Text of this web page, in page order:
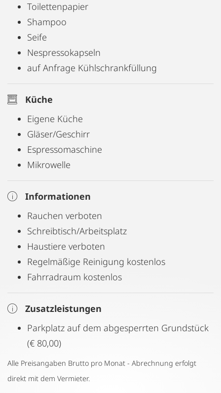
Toilettenpapier
Shampoo
Seife
Nespressokapseln
auf Anfrage Kühlschrankfüllung
Küche
Eigene Küche
Gläser/Geschirr
Espressomaschine
Mikrowelle
Informationen
Rauchen verboten
Schreibtisch/Arbeitsplatz
Haustiere verboten
Regelmäßige Reinigung kostenlos
Fahrradraum kostenlos
Zusatzleistungen
Parkplatz auf dem abgesperrten Grundstück
(€ 80,00)
Alle Preisangaben Brutto pro Monat - Abrechnung erfolgt
direkt mit dem Vermieter.